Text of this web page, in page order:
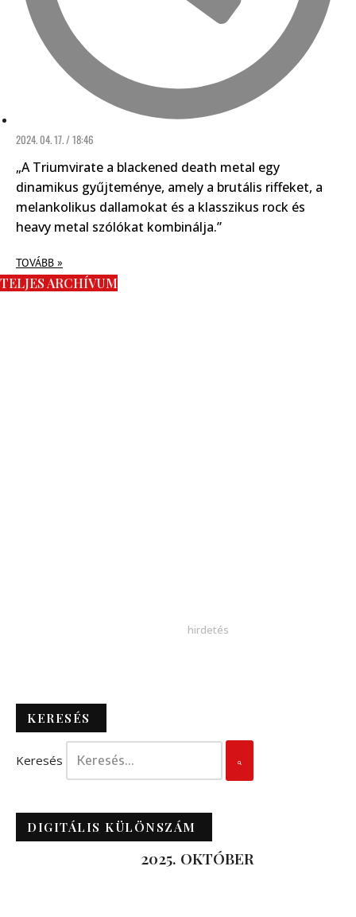
2024. 04. 17. / 18:46
„A Triumvirate a blackened death metal egy
dinamikus gyűjteménye, amely a brutális riffeket, a
melankolikus dallamokat és a klasszikus rock és
heavy metal szólókat kombinálja.”
TOVÁBB »
TELJES ARCHÍVUM
KERESÉS
Keresés
DIGITÁLIS KÜLÖNSZÁM
2025. OKTÓBER